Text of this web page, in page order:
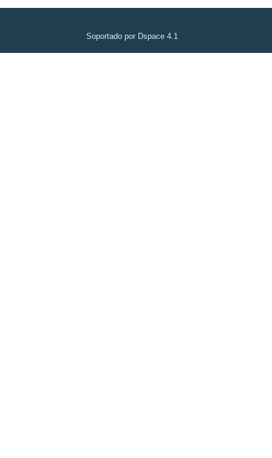
Soportado por Dspace 4.1